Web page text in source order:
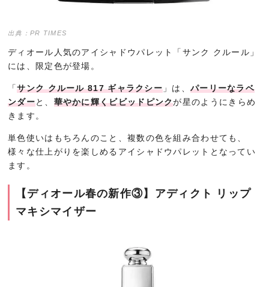
出典：PR TIMES
ディオール人気のアイシャドウパレット「サンク クルール」
には、限定色が登場。
「サンク クルール 817 ギャラクシー 」は、 パーリーなラベ
ンダーと、 華やかに輝くビビッドピンクが星のようにきらめ
きます。
単色使いはもちろんのこと、複数の色を組み合わせても、
様々な仕上がりを楽しめるアイシャドウパレットとなってい
ます。
【ディオール春の新作③】アディクト リップ
マキシマイザー